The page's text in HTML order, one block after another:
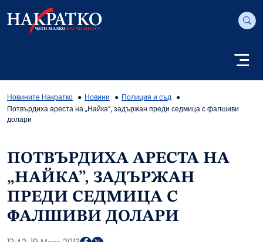
Новините Накратко Новини
Полиция и съд
Потвърдиха ареста на „Найка”, задържан преди седмица с фалшиви
долари
ПОТВЪРДИХА АРЕСТА НА
„НАЙКА”, ЗАДЪРЖАН
ПРЕДИ СЕДМИЦА С
ФАЛШИВИ ДОЛАРИ